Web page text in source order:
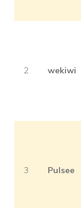
2 wekiwi
3 Pulsee